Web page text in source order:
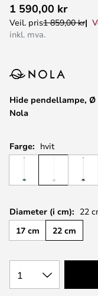
til
begynnelsen
Hide pendellampe, Ø
Nola
1 590,00 kr
Veil. pris1 859,00 kr
inkl. mva.
Farge: hvit
Diameter (i cm): 22
17 cm
22 cm
1